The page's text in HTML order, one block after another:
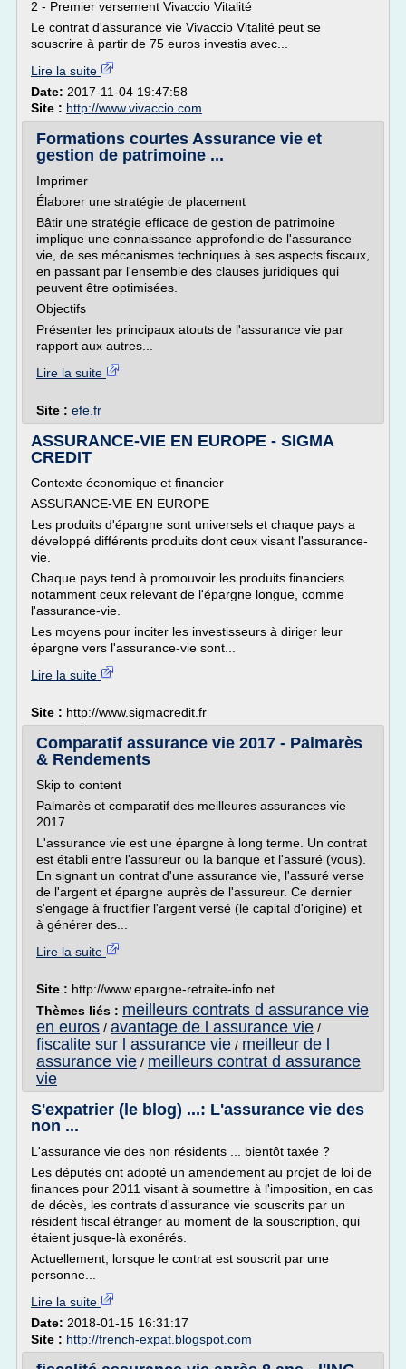
2 - Premier versement Vivaccio Vitalité
Le contrat d'assurance vie Vivaccio Vitalité peut se
souscrire à partir de 75 euros investis avec...
Lire la suite
Date: 2017-11-04 19:47:58
Site : http://www.vivaccio.com
Formations courtes Assurance vie et
gestion de patrimoine ...
Imprimer
Élaborer une stratégie de placement
Bâtir une stratégie efficace de gestion de patrimoine
implique une connaissance approfondie de l'assurance
vie, de ses mécanismes techniques à ses aspects fiscaux,
en passant par l'ensemble des clauses juridiques qui
peuvent être optimisées.
Objectifs
Présenter les principaux atouts de l'assurance vie par
rapport aux autres...
Lire la suite
Site : efe.fr
ASSURANCE-VIE EN EUROPE - SIGMA
CREDIT
Contexte économique et financier
ASSURANCE-VIE EN EUROPE
Les produits d'épargne sont universels et chaque pays a
développé différents produits dont ceux visant l'assurance-
vie.
Chaque pays tend à promouvoir les produits financiers
notamment ceux relevant de l'épargne longue, comme
l'assurance-vie.
Les moyens pour inciter les investisseurs à diriger leur
épargne vers l'assurance-vie sont...
Lire la suite
Site : http://www.sigmacredit.fr
Comparatif assurance vie 2017 - Palmarès
& Rendements
Skip to content
Palmarès et comparatif des meilleures assurances vie
2017
L'assurance vie est une épargne à long terme. Un contrat
est établi entre l'assureur ou la banque et l'assuré (vous).
En signant un contrat d'une assurance vie, l'assuré verse
de l'argent et épargne auprès de l'assureur. Ce dernier
s'engage à fructifier l'argent versé (le capital d'origine) et
à générer des...
Lire la suite
Site : http://www.epargne-retraite-info.net
Thèmes liés : meilleurs contrats d assurance vie
en euros / avantage de l assurance vie /
fiscalite sur l assurance vie / meilleur de l
assurance vie / meilleurs contrat d assurance
vie
S'expatrier (le blog) ...: L'assurance vie des
non ...
L'assurance vie des non résidents ... bientôt taxée ?
Les députés ont adopté un amendement au projet de loi de
finances pour 2011 visant à soumettre à l'imposition, en cas
de décès, les contrats d'assurance vie souscrits par un
résident fiscal étranger au moment de la souscription, qui
étaient jusque-là exonérés.
Actuellement, lorsque le contrat est souscrit par une
personne...
Lire la suite
Date: 2018-01-15 16:31:17
Site : http://french-expat.blogspot.com